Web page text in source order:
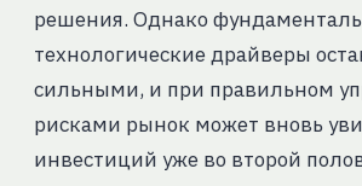
решения. Однако
технологические драйверы
сильными, и при правильном
рисками рынок может вновь
инвестиций уже во второй